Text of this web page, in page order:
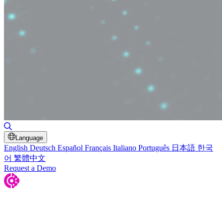
Language
English Deutsch Español Français Italiano Português 日本語 한국
어 繁體中文
Request a Demo